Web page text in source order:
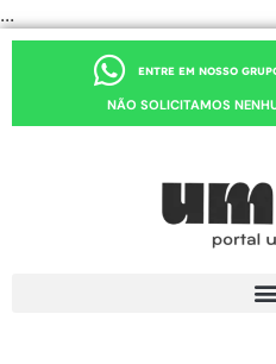
...
ENTRE EM NOSSO
NÃO SOLICITAMOS